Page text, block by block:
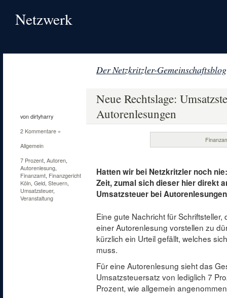
Netzwerk
Der Netzkritzler-Gemeinschaftsblog
von dirtyharry
2 Kommentare »
Allgemein
7 Prozent, Autoren,
Autorenlesung,
Finanzamt, Finanzgericht
Köln, Geld, Steuern,
Umsatzsteuer,
Veranstaltung
Neue Rechtslage:
Autorenlesungen
Hatten wir bei Netzkritzler noch
Zeit, zumal sich dieser hier direkt
Umsatzsteuer bei
Eine gute Nachricht für
einer Autorenlesung vorstellen zu
kürzlich ein Urteil gefällt, welches
muss.
Für eine Autorenlesung sieht das
Umsatzsteuersatz von lediglich 7
Prozent, wie allgemein